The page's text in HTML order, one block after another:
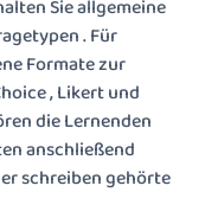
Sie allgemeine
. Für
Formate zur
, Likert und
die Lernenden
anschließend
schreiben gehörte